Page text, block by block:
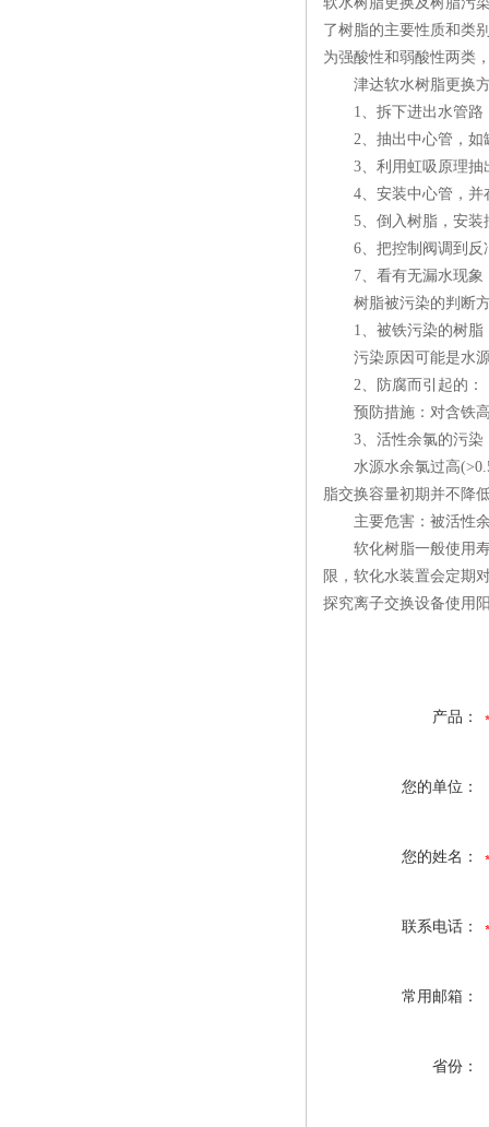
了树脂的主要性质和类
为强酸性和弱酸性两类
津达软水树脂更换
1、拆下进出水管路
2、抽出中心管，如
3、利用虹吸原理抽
4、安装中心管，并
5、倒入树脂，安装
6、把控制阀调到反
7、看有无漏水现象
树脂被污染的判断
1、被铁污染的树脂，
污染原因可能是水源
2、防腐而引起的：
预防措施：对含铁高
3、活性余氯的污染
水源水余氯过高(>0.5
脂交换容量初期并不降
主要危害：被活性余
软化树脂一般使用寿
限，软化水装置会定期
探究离子交换设备使用
产品：
您的单位：
您的姓名：
联系电话：
常用邮箱：
省份：